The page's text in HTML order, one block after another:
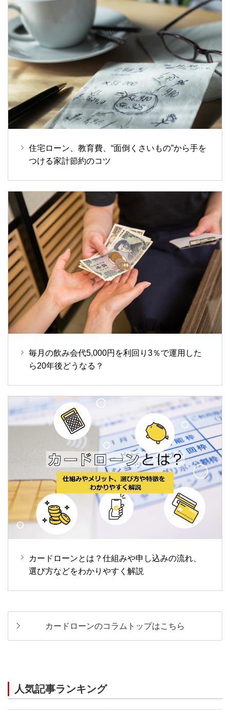
住宅ローン、教育費、“面倒くさいもの”から手を
つける家計節約のコツ
毎月の飲み会代5,000円を利回り3％で運用した
ら20年後どうなる？
カードローンとは？仕組みや申し込みの流れ、
選び方などをわかりやすく解説
カードローンのコラムトップはこちら
人気記事ランキング